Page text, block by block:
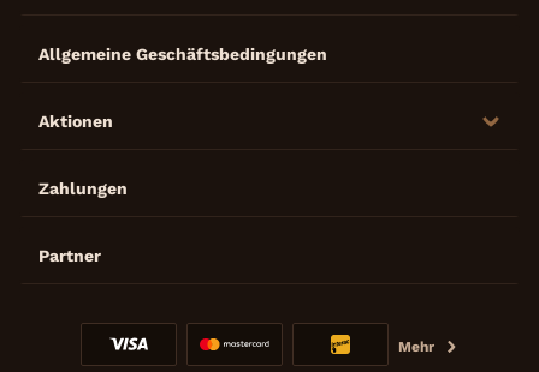
Allgemeine Geschäftsbedingungen
Aktionen
Zahlungen
Partner
Mehr